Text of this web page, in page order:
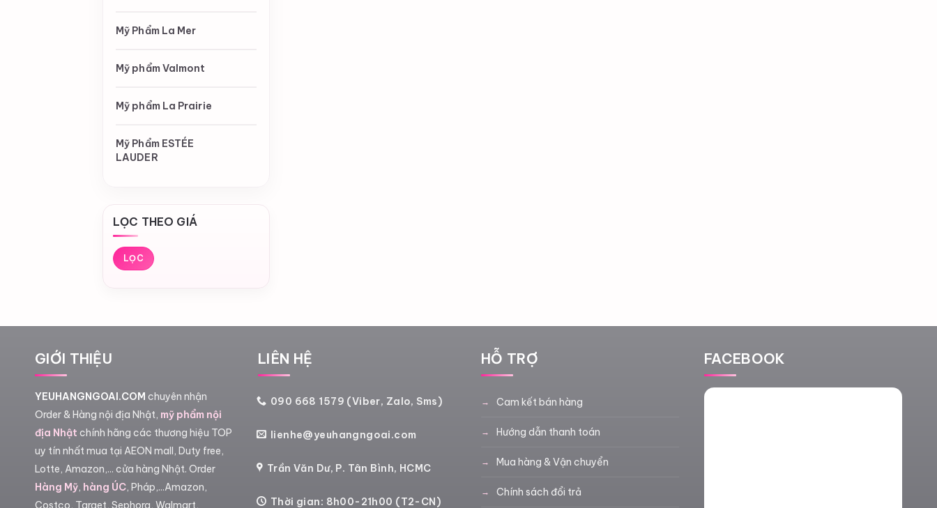
Mỹ Phẩm La Mer
Mỹ phẩm Valmont
Mỹ phẩm La Prairie
Mỹ Phẩm ESTÉE
LAUDER
LỌC THEO GIÁ
Giá
tối
thiểu
Giá
tối
đa
LỌC
GIỚI THIỆU
YEUHANGNGOAI.COM chuyên nhận
Order & Hàng nội địa Nhật, mỹ phẩm nội
địa Nhật chính hãng các thương hiệu TOP
uy tín nhất mua tại AEON mall, Duty free,
Lotte, Amazon,... cửa hàng Nhật. Order
Hàng Mỹ, hàng ÚC, Pháp,...Amazon,
Costco, Target, Sephora, Walmart,
LIÊN HỆ
090 668 1579 (Viber, Zalo, Sms)
lienhe@yeuhangngoai.com
Trần Văn Dư, P. Tân Bình, HCMC
Thời gian: 8h00-21h00 (T2-CN)
HỖ TRỢ
Cam kết bán hàng
Hướng dẫn thanh toán
Mua hàng & Vận chuyển
Chính sách đổi trả
FACEBOOK